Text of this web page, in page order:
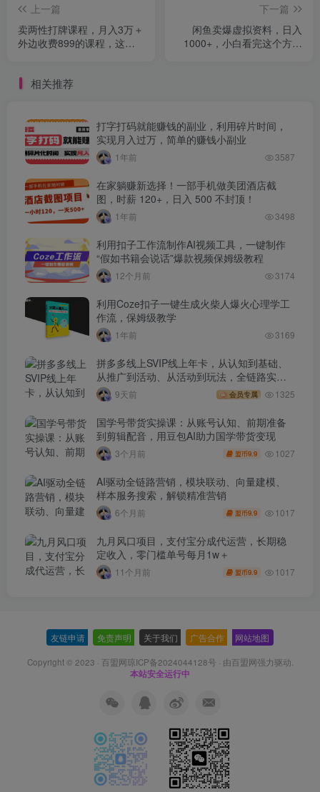
上一篇
卖两性打牌课程，月入3万＋
外边收费899的课程，这里0
下一篇
闲鱼卖爆虚拟资料，日入
1000+，小白看完这个方法
相关推荐
打字打码就能赚钱的副业，利用碎片时间，
实现月入过万，简单的赚钱小副业
1年前 3587
在家躺赚新选择！一部手机做美团酒店截
图，时薪 120+，日入 500 不封顶！
1年前 3498
利用扣子工作流制作AI视频工具，一键制作
“假如书籍会说话”爆款视频保姆级教程
12个月前 3174
利用Coze扣子一键生成火柴人爆火心理学工
作流，保姆级教学
1年前 3169
拼多多线上SVIP线上年卡，从认知到基础、
从推广到活动、从活动到玩法，全链路实战
(260730)
9天前 会员专属 1325
国学号带货实操课：从账号认知、前期准备
到剪辑配音，用豆包AI助力国学带货变现
3个月前 盟币9.9 1027
AI驱动全链路营销，模块联动、向量建模、
样本服务搜索，解锁精准营销
6个月前 盟币9.9 1017
九月风口项目，支付宝分成代运营，长期稳
定收入，零门槛单号每月1w＋
11个月前 盟币9.9 1017
友链申请 免责声明 关于我们 广告合作 网站地图
Copyright © 2023 · 百盟网琼ICP备2024044128号 · 由百盟网强力驱动.
本站安全运行中